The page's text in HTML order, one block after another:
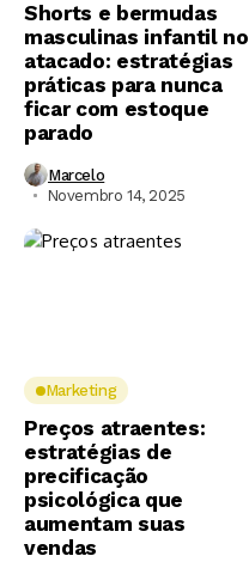
Shorts e bermudas
masculinas infantil no
atacado: estratégias
práticas para nunca
ficar com estoque
parado
Marcelo
Novembro 14, 2025
Marketing
Preços atraentes:
estratégias de
precificação
psicológica que
aumentam suas
vendas